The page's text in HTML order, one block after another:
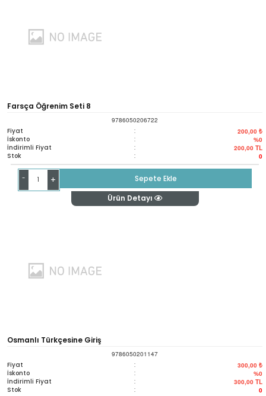
Farsça Öğrenim Seti 8
9786050206722
Fiyat : 200,00 ₺
İskonto : %0
İndirimli Fiyat : 200,00 TL
Stok : 0
- +
Sepete Ekle
Ürün Detayı
Osmanlı Türkçesine Giriş
9786050201147
Fiyat : 300,00 ₺
İskonto : %0
İndirimli Fiyat : 300,00 TL
Stok : 0